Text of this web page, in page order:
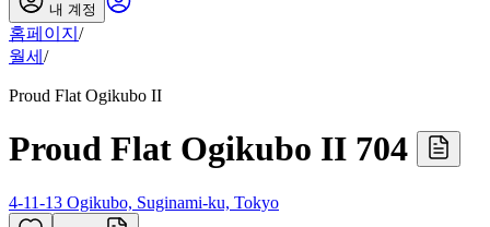
내 계정
홈페이지 /
월세 /
Proud Flat Ogikubo II
Proud Flat Ogikubo II 704
4-11-13 Ogikubo, Suginami-ku, Tokyo